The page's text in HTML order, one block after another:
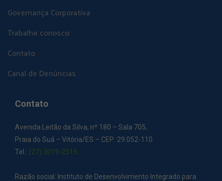
Governança Corporativa
Trabalhe conosco
Contato
Canal de Denúncias
Contato
Avenida Leitão da Silva, nº 180 – Sala 705,
Praia do Suá – Vitória/ES – CEP: 29.052-110
Tel.: (27) 3019-2515
Razão social: Instituto de Desenvolvimento Integrado para